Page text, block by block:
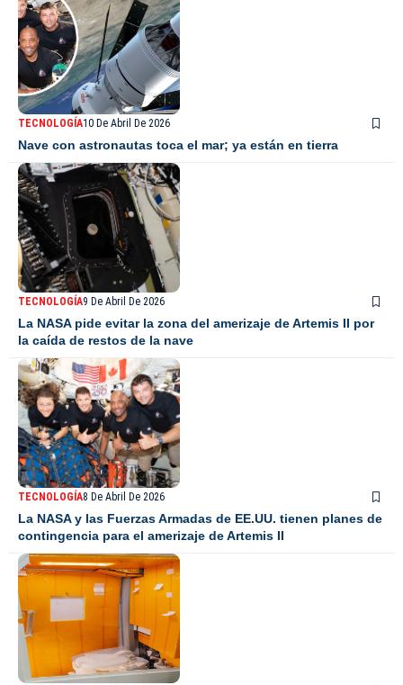
TECNOLOGÍA10 De Abril De 2026
Nave con astronautas toca el mar; ya están en tierra
TECNOLOGÍA9 De Abril De 2026
La NASA pide evitar la zona del amerizaje de Artemis II por
la caída de restos de la nave
TECNOLOGÍA8 De Abril De 2026
La NASA y las Fuerzas Armadas de EE.UU. tienen planes de
contingencia para el amerizaje de Artemis II